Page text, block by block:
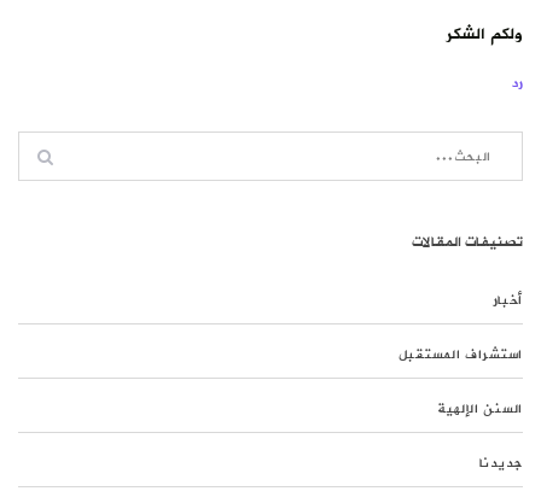
ولكم الشكر
رد
تصنيفات المقالات
أخبار
استشراف المستقبل
السنن الإلهية
جديدنا